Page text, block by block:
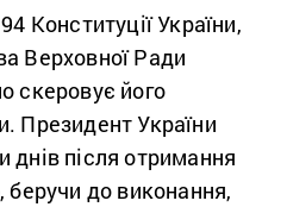
Конституції України,
Верховної Ради
скеровує його
Президент України
днів після отримання
беручи до виконання,